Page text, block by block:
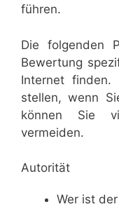
führen.
Die folgenden
Bewertung
Internet finden.
stellen, wenn
können Sie
vermeiden.
Autorität
Wer ist